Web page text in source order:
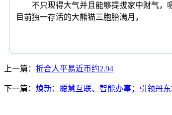
不只现得大气并且能够提拔家中财气，吸
目前独一存活的大熊猫三胞胎满月，
上一篇： 折合人平易近币约2.94
下一篇： 焕新：聪慧互联、智能办事；引领丹